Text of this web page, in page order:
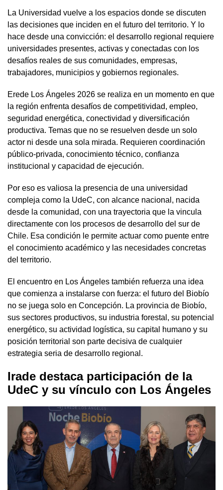
La Universidad vuelve a los espacios donde se discuten
las decisiones que inciden en el futuro del territorio. Y lo
hace desde una convicción: el desarrollo regional requiere
universidades presentes, activas y conectadas con los
desafíos reales de sus comunidades, empresas,
trabajadores, municipios y gobiernos regionales.
Erede Los Ángeles 2026 se realiza en un momento en que
la región enfrenta desafíos de competitividad, empleo,
seguridad energética, conectividad y diversificación
productiva. Temas que no se resuelven desde un solo
actor ni desde una sola mirada. Requieren coordinación
público-privada, conocimiento técnico, confianza
institucional y capacidad de ejecución.
Por eso es valiosa la presencia de una universidad
compleja como la UdeC, con alcance nacional, nacida
desde la comunidad, con una trayectoria que la vincula
directamente con los procesos de desarrollo del sur de
Chile. Esa condición le permite actuar como puente entre
el conocimiento académico y las necesidades concretas
del territorio.
El encuentro en Los Ángeles también refuerza una idea
que comienza a instalarse con fuerza: el futuro del Biobío
no se juega solo en Concepción. La provincia de Biobío,
sus sectores productivos, su industria forestal, su potencial
energético, su actividad logística, su capital humano y su
posición territorial son parte decisiva de cualquier
estrategia seria de desarrollo regional.
Irade destaca participación de la
UdeC y su vínculo con Los Ángeles